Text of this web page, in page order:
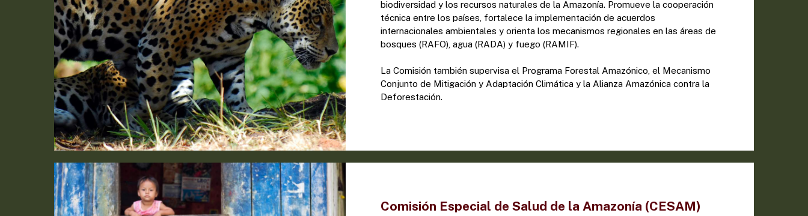
biodiversidad y los recursos naturales de la Amazonía. Promueve la cooperación
técnica entre los países, fortalece la implementación de acuerdos
internacionales ambientales y orienta los mecanismos regionales en las áreas de
bosques (RAFO), agua (RADA) y fuego (RAMIF).
La Comisión también supervisa el Programa Forestal Amazónico, el Mecanismo
Conjunto de Mitigación y Adaptación Climática y la Alianza Amazónica contra la
Deforestación.
Comisión Especial de Salud de la Amazonía (CESAM)